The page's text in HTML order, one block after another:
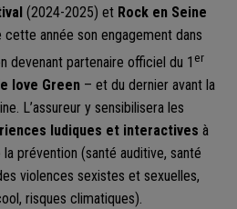
(2024-2025) et Rock en Seine
année son engagement dans
devenant partenaire officiel du 1 er
love Green – et du dernier avant la
L’assureur y sensibilisera les
ludiques et interactives à
prévention (santé auditive, santé
violences sexistes et sexuelles,
risques climatiques).